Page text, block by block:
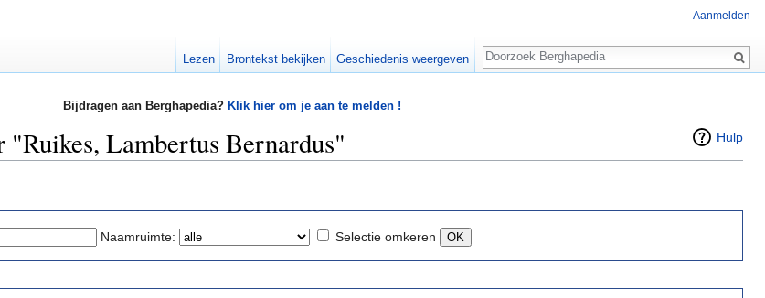
Bijdragen aan Berghapedia? Klik hier om je aan te melden !
Hulp
"Ruikes, Lambertus Bernardus"
Naamruimte: Selectie omkeren
Aanmelden
Lezen Brontekst bekijken Geschiedenis weergeven
Zoeken